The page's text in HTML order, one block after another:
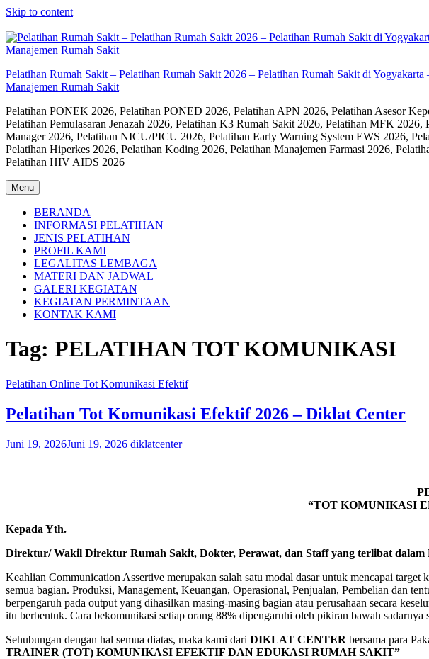
Skip to content
Pelatihan Rumah Sakit – Pelatihan Rumah Sakit 2026 – Pelatihan Rumah Sakit di
Manajemen Rumah Sakit
Pelatihan PONEK 2026, Pelatihan PONED 2026, Pelatihan APN 2026, Pelatihan Asesor
Pelatihan Pemulasaran Jenazah 2026, Pelatihan K3 Rumah Sakit 2026, Pelatihan MFK
Manager 2026, Pelatihan NICU/PICU 2026, Pelatihan Early Warning System EWS 2026,
Pelatihan Hiperkes 2026, Pelatihan Koding 2026, Pelatihan Manajemen Farmasi 2026,
Pelatihan HIV AIDS 2026
Menu
BERANDA
INFORMASI PELATIHAN
JENIS PELATIHAN
PROFIL KAMI
LEGALITAS LEMBAGA
MATERI DAN JADWAL
GALERI KEGIATAN
KEGIATAN PERMINTAAN
KONTAK KAMI
Tag: PELATIHAN TOT KOMUNIKASI
Pelatihan Online Tot Komunikasi Efektif
Pelatihan Tot Komunikasi Efektif 2026 – Diklat Center
Juni 19, 2026Juni 19, 2026 diklatcenter
“TOT KOMUNIKASI
Kepada Yth.
Direktur/ Wakil Direktur Rumah Sakit, Dokter, Perawat, dan Staff yang terlibat dalam
Keahlian Communication Assertive merupakan salah satu modal dasar untuk mencapai
semua bagian. Produksi, Management, Keuangan, Operasional, Penjualan, Pembelian dan
berpengaruh pada output yang dihasilkan masing-masing bagian atau perusahaan secara
itu berbentuk. Cara bekomunikasi setiap orang 88% dipengaruhi oleh pikiran bawah
Sehubungan dengan hal semua diatas, maka kami dari DIKLAT CENTER bersama para
TRAINER (TOT) KOMUNIKASI EFEKTIF DAN EDUKASI RUMAH SAKIT”